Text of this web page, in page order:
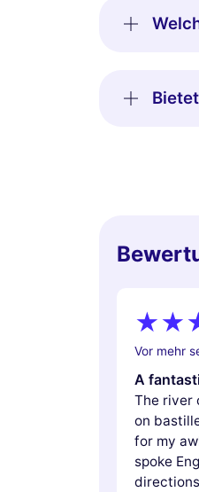
Vor mehr
A
The river
on
for my
spoke